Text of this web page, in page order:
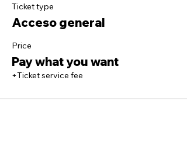
Ticket type
Acceso general
Price
Pay what you want
+Ticket service fee